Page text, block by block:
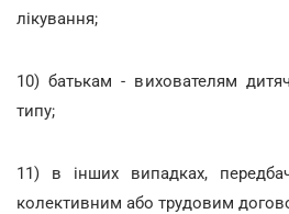
лікування;
10) батькам - вихователям
типу;
11) в інших випадках,
колективним або трудовим